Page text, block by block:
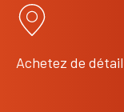
Achetez de